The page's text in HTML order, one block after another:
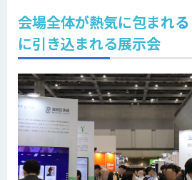
会場全体が熱気に包まれ
に引き込まれる展示会